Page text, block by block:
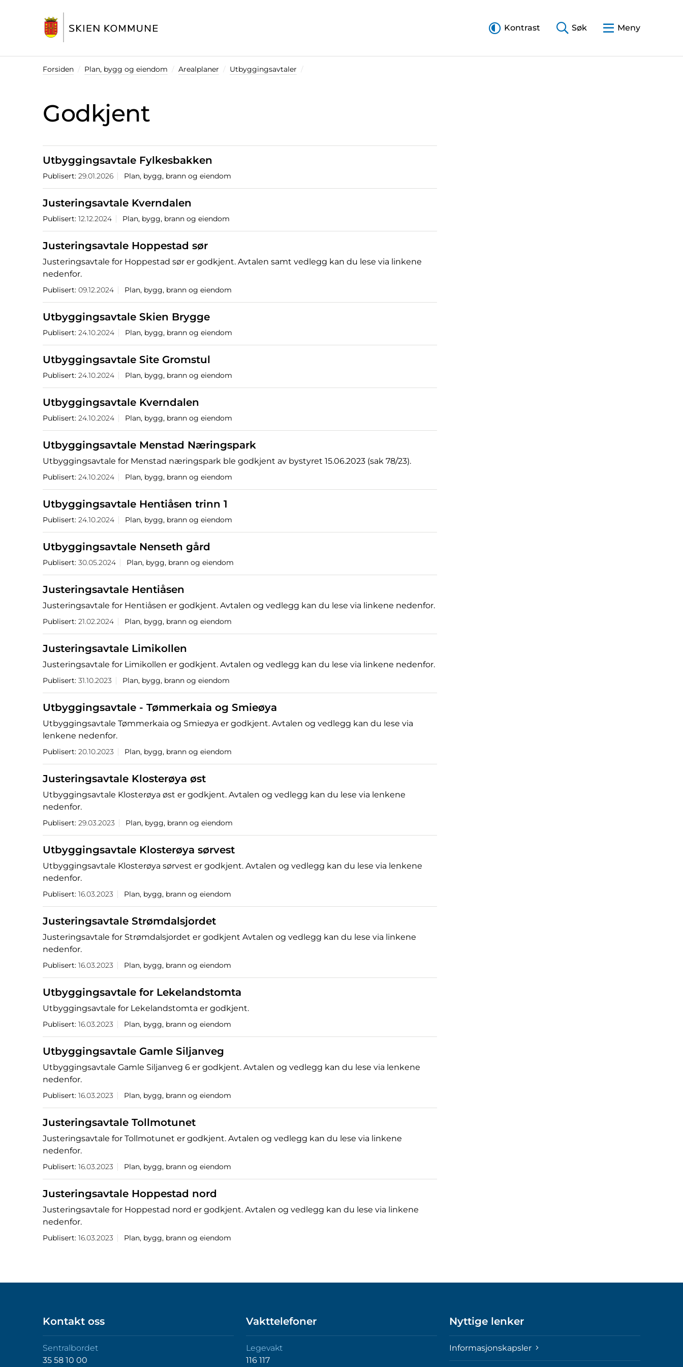
Kontrast Søk Meny
Forsiden Plan, bygg og eiendom Arealplaner Utbyggingsavtaler
Godkjent
Utbyggingsavtale Fylkesbakken
Publisert: 29.01.2026 Plan, bygg, brann og eiendom
Justeringsavtale Kverndalen
Publisert: 12.12.2024 Plan, bygg, brann og eiendom
Justeringsavtale Hoppestad sør
Justeringsavtale for Hoppestad sør er godkjent. Avtalen samt vedlegg kan du lese via linkene
nedenfor.
Publisert: 09.12.2024 Plan, bygg, brann og eiendom
Utbyggingsavtale Skien Brygge
Publisert: 24.10.2024 Plan, bygg, brann og eiendom
Utbyggingsavtale Site Gromstul
Publisert: 24.10.2024 Plan, bygg, brann og eiendom
Utbyggingsavtale Kverndalen
Publisert: 24.10.2024 Plan, bygg, brann og eiendom
Utbyggingsavtale Menstad Næringspark
Utbyggingsavtale for Menstad næringspark ble godkjent av bystyret 15.06.2023 (sak 78/23).
Publisert: 24.10.2024 Plan, bygg, brann og eiendom
Utbyggingsavtale Hentiåsen trinn 1
Publisert: 24.10.2024 Plan, bygg, brann og eiendom
Utbyggingsavtale Nenseth gård
Publisert: 30.05.2024 Plan, bygg, brann og eiendom
Justeringsavtale Hentiåsen
Justeringsavtale for Hentiåsen er godkjent. Avtalen og vedlegg kan du lese via linkene nedenfor.
Publisert: 21.02.2024 Plan, bygg, brann og eiendom
Justeringsavtale Limikollen
Justeringsavtale for Limikollen er godkjent. Avtalen og vedlegg kan du lese via linkene nedenfor.
Publisert: 31.10.2023 Plan, bygg, brann og eiendom
Utbyggingsavtale - Tømmerkaia og Smieøya
Utbyggingsavtale Tømmerkaia og Smieøya er godkjent. Avtalen og vedlegg kan du lese via
lenkene nedenfor.
Publisert: 20.10.2023 Plan, bygg, brann og eiendom
Justeringsavtale Klosterøya øst
Utbyggingsavtale Klosterøya øst er godkjent. Avtalen og vedlegg kan du lese via lenkene
nedenfor.
Publisert: 29.03.2023 Plan, bygg, brann og eiendom
Utbyggingsavtale Klosterøya sørvest
Utbyggingsavtale Klosterøya sørvest er godkjent. Avtalen og vedlegg kan du lese via lenkene
nedenfor.
Publisert: 16.03.2023 Plan, bygg, brann og eiendom
Justeringsavtale Strømdalsjordet
Justeringsavtale for Strømdalsjordet er godkjent Avtalen og vedlegg kan du lese via linkene
nedenfor.
Publisert: 16.03.2023 Plan, bygg, brann og eiendom
Utbyggingsavtale for Lekelandstomta
Utbyggingsavtale for Lekelandstomta er godkjent.
Publisert: 16.03.2023 Plan, bygg, brann og eiendom
Utbyggingsavtale Gamle Siljanveg
Utbyggingsavtale Gamle Siljanveg 6 er godkjent. Avtalen og vedlegg kan du lese via lenkene
nedenfor.
Publisert: 16.03.2023 Plan, bygg, brann og eiendom
Justeringsavtale Tollmotunet
Justeringsavtale for Tollmotunet er godkjent. Avtalen og vedlegg kan du lese via linkene
nedenfor.
Publisert: 16.03.2023 Plan, bygg, brann og eiendom
Justeringsavtale Hoppestad nord
Justeringsavtale for Hoppestad nord er godkjent. Avtalen og vedlegg kan du lese via linkene
nedenfor.
Publisert: 16.03.2023 Plan, bygg, brann og eiendom
Kontakt oss
Sentralbordet
35 58 10 00
Vakttelefoner
Legevakt
116 117
Nyttige lenker
Informasjonskapsler